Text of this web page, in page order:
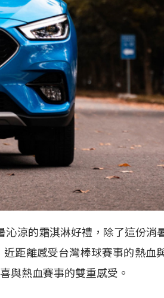
涼的霜淇淋好禮，除了這份消
距離感受台灣棒球賽事的熱血
與熱血賽事的雙重感受。